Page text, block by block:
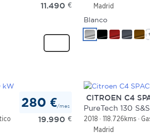
11.490 €
Madrid
Blanco
280 €/mes
19.990 €
CITROEN C4
PureTech 130
2018 118.726kms
Madrid